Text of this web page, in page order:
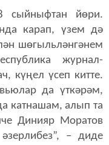
сыйныфтан йөри.
карап, үзем дә
шөгыльләнгәнем
журнал-
күңел үсеп китте.
да үткәрәм,
катнашам, алып та
Динияр Моратов
– диде